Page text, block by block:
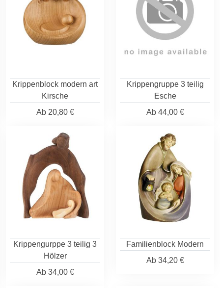
Krippenblock modern art
Kirsche
Ab20,80 €
Krippengruppe 3 teilig
Esche
Ab44,00 €
Krippengurppe 3 teilig 3
Hölzer
Ab34,00 €
Familienblock Modern
Ab34,20 €